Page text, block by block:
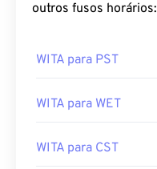
outros fusos horários:
WITA para PST
WITA para WET
WITA para CST